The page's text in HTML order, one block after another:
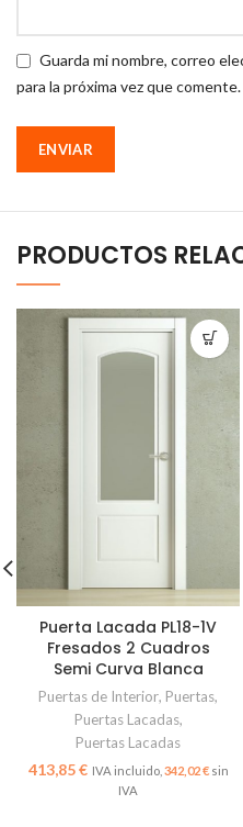
Guarda mi nombre, correo
para la próxima vez que comente.
PRODUCTOS
Puerta Lacada PL18-1V
Fresados 2 Cuadros
Semi Curva Blanca
Puertas de Interior, Puertas,
Puertas Lacadas,
Puertas Lacadas
€ 342,02€